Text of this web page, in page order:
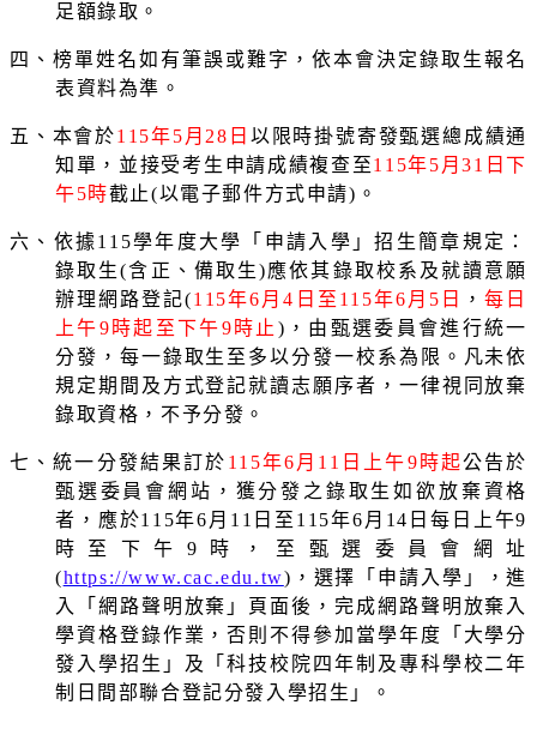
足額錄取。
四、榜單姓名如有筆誤或難字，依本會決定錄取生報名
表資料為準。
五、本會於115年5 月 28 日 以限時掛號寄發甄選總成績通
知單，並接受考生申請成績複查至115年5 月31 日下
午5時截止(以電子郵件方式申請) 。
六、依據115學年度大學「申請入學」招生簡章規定：
錄取生(含正、備取生)應依其錄取校系及就讀意願
辦理網路登記(115年6 月4 日至 115年6 月 5 日 ，每日
上午9 時起至下午9 時止 ) ，由甄選委員會進行統一
分發，每一錄取生至多以分發一校系為限。凡未依
規定期間及方式登記就讀志願序者，一律視同放棄
錄取資格，不予分發。
七、統一分發結果訂於 115年6 月 11 日上午9 時起公告於
甄選委員會網站，獲分發之錄取生如欲放棄資格
者，應於115年6 月 11 日至 115年6 月 14 日每日上午9
時至下午 9 時，至甄選委員會網址
(https://www.cac.edu.tw) ，選擇「申請入學」，進
入「網路聲明放棄」頁面後，完成網路聲明放棄入
學資格登錄作業，否則不得參加當學年度「大學分
發入學招生」及「科技校院四年制及專科學校二年
制日間部聯合登記分發入學招生」。